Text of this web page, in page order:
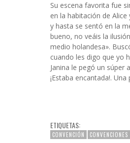
Su escena favorita fue
en la habitación de
y hasta se sentó en la
bueno, no veáis la
medio holandesa».
cuando les digo que yo
Janina le pegó un súper
¡Estaba encantada!.
ETIQUETAS:
CONVENCIÓN